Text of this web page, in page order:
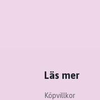
Läs mer
Köpvillkor